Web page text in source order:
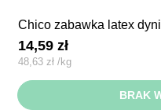
chico zabawka latex
14,59zł
48,63zł /kg
BRAK